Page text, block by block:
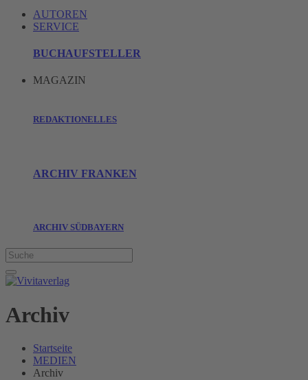
AUTOREN
SERVICE
BUCHAUFSTELLER
MAGAZIN
REDAKTIONELLES
ARCHIV FRANKEN
ARCHIV SÜDBAYERN
Archiv
Startseite
MEDIEN
Archiv